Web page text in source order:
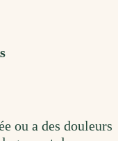
ou a des douleurs